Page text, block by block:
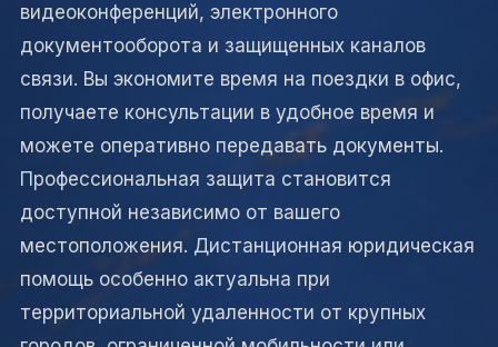
видеоконференций, электронного
документооборота и защищенных каналов
связи. Вы экономите время на поездки в офис,
получаете консультации в удобное время и
можете оперативно передавать документы.
Профессиональная защита становится
доступной независимо от вашего
местоположения. Дистанционная юридическая
помощь особенно актуальна при
территориальной удаленности от крупных